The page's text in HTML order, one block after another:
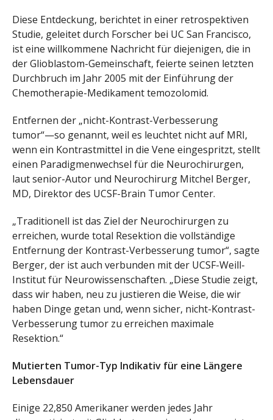
Diese Entdeckung, berichtet in einer retrospektiven
Studie, geleitet durch Forscher bei UC San Francisco,
ist eine willkommene Nachricht für diejenigen, die in
der Glioblastom-Gemeinschaft, feierte seinen letzten
Durchbruch im Jahr 2005 mit der Einführung der
Chemotherapie-Medikament temozolomid.
Entfernen der „nicht-Kontrast-Verbesserung
tumor“—so genannt, weil es leuchtet nicht auf MRI,
wenn ein Kontrastmittel in die Vene eingespritzt, stellt
einen Paradigmenwechsel für die Neurochirurgen,
laut senior-Autor und Neurochirurg Mitchel Berger,
MD, Direktor des UCSF-Brain Tumor Center.
„Traditionell ist das Ziel der Neurochirurgen zu
erreichen, wurde total Resektion die vollständige
Entfernung der Kontrast-Verbesserung tumor“, sagte
Berger, der ist auch verbunden mit der UCSF-Weill-
Institut für Neurowissenschaften. „Diese Studie zeigt,
dass wir haben, neu zu justieren die Weise, die wir
haben Dinge getan und, wenn sicher, nicht-Kontrast-
Verbesserung tumor zu erreichen maximale
Resektion.“
Mutierten Tumor-Typ Indikativ für eine Längere
Lebensdauer
Einige 22,850 Amerikaner werden jedes Jahr